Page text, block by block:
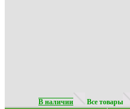
В наличии Все товары